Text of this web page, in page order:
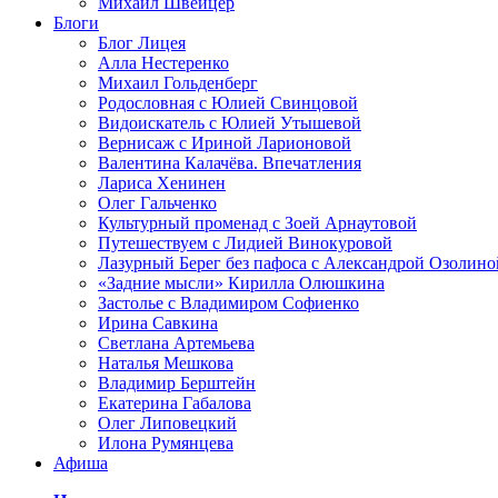
Блоги
Блог Лицея
Алла Нестеренко
Михаил Гольденберг
Родословная с Юлией Свинцовой
Видоискатель с Юлией Утышевой
Вернисаж с Ириной Ларионовой
Валентина Калачёва. Впечатления
Лариса Хенинен
Олег Гальченко
Культурный променад с Зоей Арнаутовой
Путешествуем с Лидией Винокуровой
Лазурный Берег без пафоса с Александрой
«Задние мысли» Кирилла Олюшкина
Застолье с Владимиром Софиенко
Ирина Савкина
Светлана Артемьева
Наталья Мешкова
Владимир Берштейн
Екатерина Габалова
Олег Липовецкий
Илона Румянцева
Афиша